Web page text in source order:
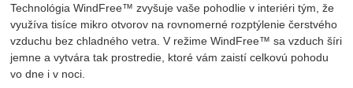
Technológia WindFree™ zvyšuje vaše pohodlie v interiéri tým, že
využíva tisíce mikro otvorov na rovnomerné rozptýlenie čerstvého
vzduchu bez chladného vetra. V režime WindFree™ sa vzduch šíri
jemne a vytvára tak prostredie, ktoré vám zaistí celkovú pohodu
vo dne i v noci.